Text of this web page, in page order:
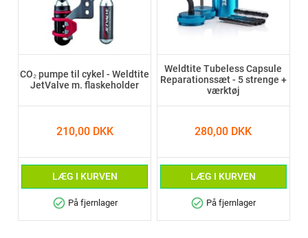
CO₂ pumpe til cykel - Weldtite
JetValve m. flaskeholder
210,00 DKK
LÆG I KURVEN
check_circle På fjernlager
Weldtite Tubeless Capsule
Reparationssæt - 5 strenge +
værktøj
280,00 DKK
LÆG I KURVEN
check_circle På fjernlager